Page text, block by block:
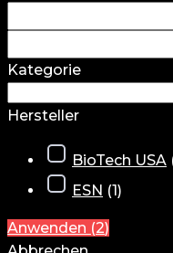
Kategorie
Hersteller
BioTech USA
ESN (1)
Anwenden (2)